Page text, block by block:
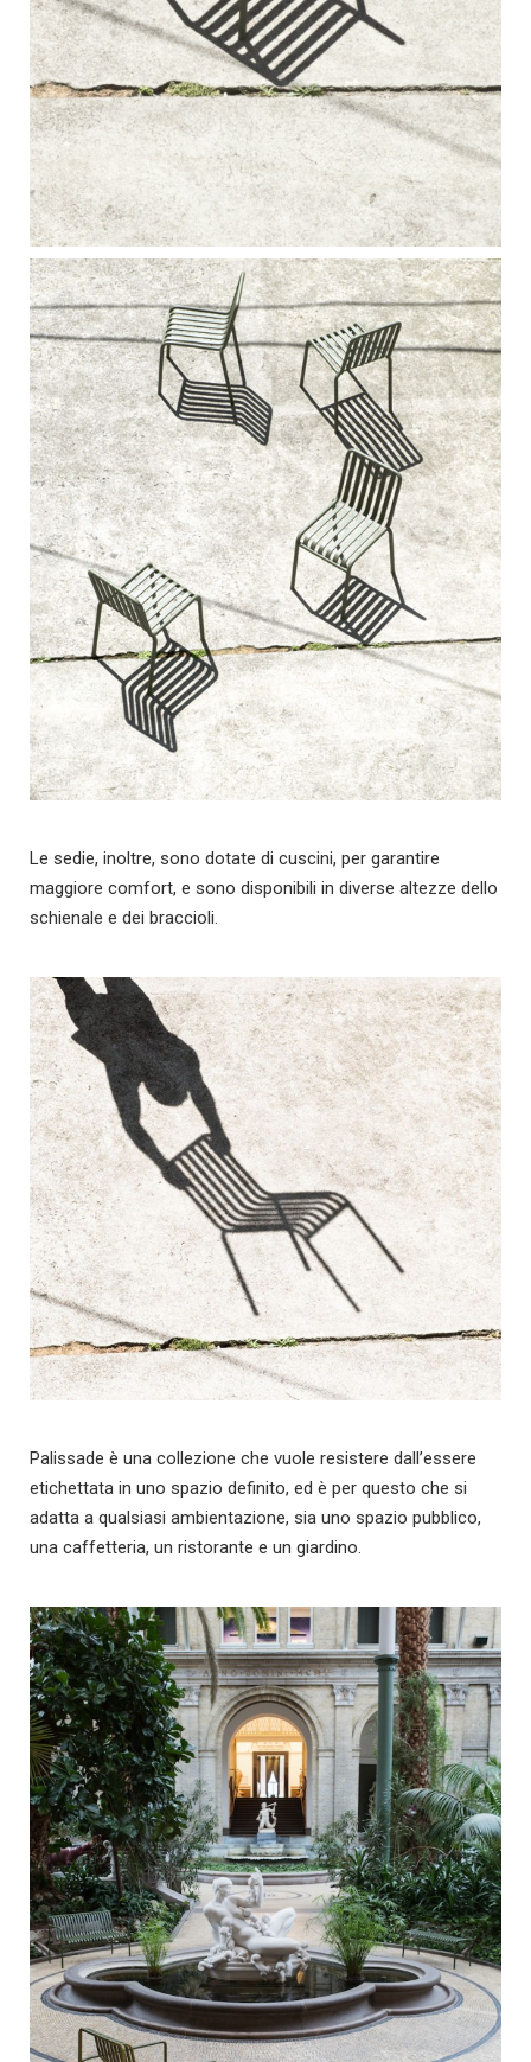
Le sedie, inoltre, sono dotate di cuscini, per garantire
maggiore comfort, e sono disponibili in diverse altezze dello
schienale e dei braccioli.
Palissade è una collezione che vuole resistere dall’essere
etichettata in uno spazio definito, ed è per questo che si
adatta a qualsiasi ambientazione, sia uno spazio pubblico,
una caffetteria, un ristorante e un giardino.